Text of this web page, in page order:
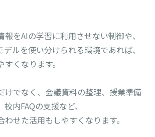
報をAIの学習に利用させない制御や、
ルを使い分けられる環境であれば、
くなります。
けでなく、会議資料の整理、授業準備
内FAQの支援など、
せた活用もしやすくなります。